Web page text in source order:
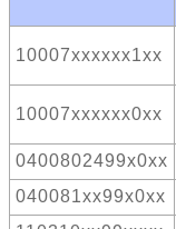
10007xxxxxx1xx
10007xxxxxx0xx
0400802499x0xx
040081xx99x0xx